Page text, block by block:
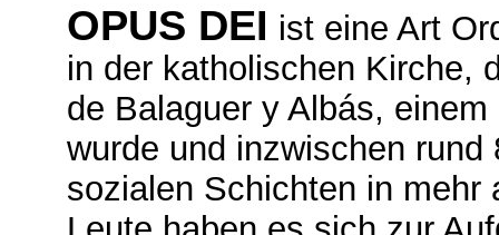
OPUS DEI ist eine Art
in der katholischen Kirche,
de Balaguer y Albás,
wurde und inzwischen
sozialen Schichten in mehr